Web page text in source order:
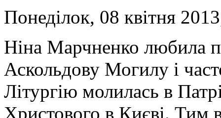
Понеділок, 08 квітня
Ніна Марчненко любила
Аскольдову Могилу і
Літургію молилась в
Христового в Києві. Тим